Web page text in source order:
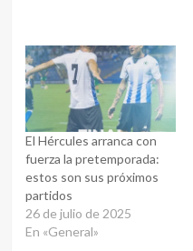
El Hércules arranca con
fuerza la pretemporada:
estos son sus próximos
partidos
26 de julio de 2025
En «General»